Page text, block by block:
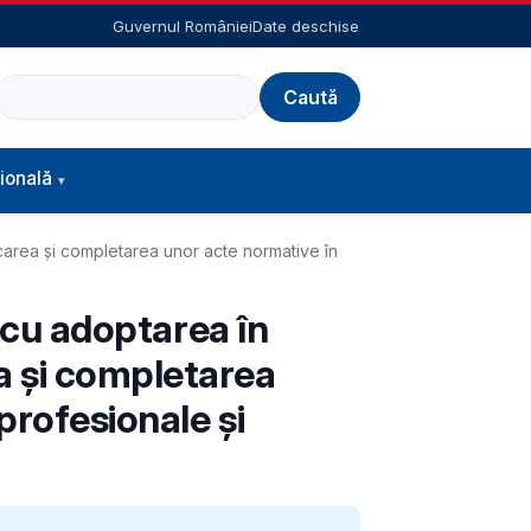
Guvernul RomânieiDate deschise
și completarea unor acte normative în
adoptarea în
și completarea
și